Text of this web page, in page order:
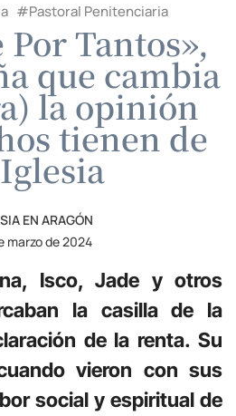
#Pastoral Penitenciaria
Tantos»,
que cambia
la opinión
tienen de
EN ARAGÓN
marzo de 2024
Isco, Jade y otros
la casilla de la
de la renta. Su
vieron con sus
social y espiritual de